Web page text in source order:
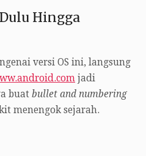
Hingga
versi OS ini, langsung
jadi
buat bullet and numbering
menengok sejarah.